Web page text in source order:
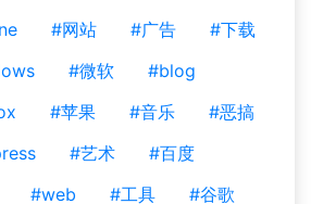
#网站 #广告
#下载
#微软
#blog
#苹果 #音乐
#恶搞
#艺术
#百度
#web #工具
#谷歌